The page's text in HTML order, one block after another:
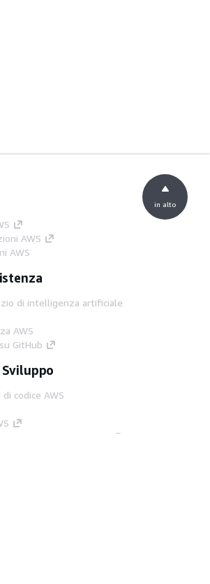
AWS
AWS
di intelligenza artificiale
AWS
GitHub
codice AWS
in alto